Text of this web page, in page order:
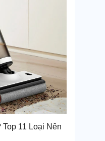
11 Loại Nên